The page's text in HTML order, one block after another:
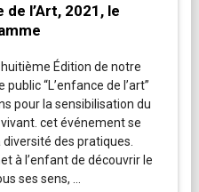
de l’Art, 2021, le
Édition de notre
“L’enfance de l’art”
pour la sensibilisation du
cet événement se
des pratiques.
à l’enfant de découvrir le
ses sens, …